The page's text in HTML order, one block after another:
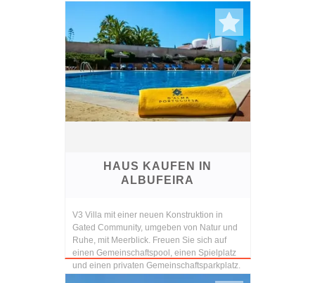
HAUS KAUFEN IN
ALBUFEIRA
V3 Villa mit einer neuen Konstruktion in
Gated Community, umgeben von Natur und
Ruhe, mit Meerblick. Freuen Sie sich auf
einen Gemeinschaftspool, einen Spielplatz
und einen privaten Gemeinschaftsparkplatz.